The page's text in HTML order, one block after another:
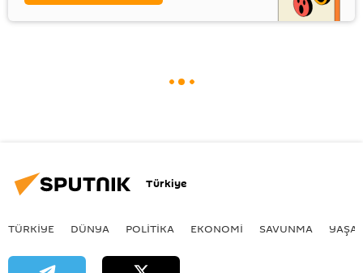
Türkiye
TÜRKIYE DÜNYA POLİTİKA EKONOMİ SAVUNMA